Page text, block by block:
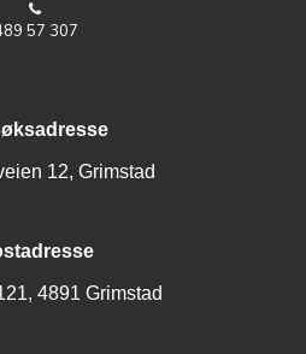
57 307
12, Grimstad
4891 Grimstad